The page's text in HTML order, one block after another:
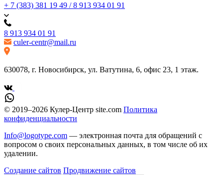
+ 7 (383) 381 19 49 / 8 913 934 01 91
8 913 934 01 91
culer-centr@mail.ru
630078, г. Новосибирск, ул. Ватутина, 6, офис 23, 1 этаж.
© 2019–2026 Кулер-Центр site.com Политика
конфиденциальности
Info@logotype.com — электронная почта для обращений с
вопросом о своих персональных данных, в том числе об их
удалении.
Создание сайтов Продвижение сайтов